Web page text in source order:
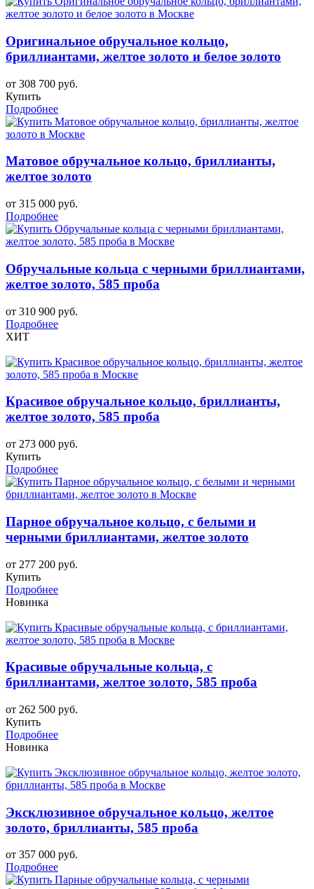
Оригинальное обручальное кольцо,
бриллиантами, желтое золото и белое золото
от 308 700 руб.
Купить
Подробнее
Матовое обручальное кольцо, бриллианты,
желтое золото
от 315 000 руб.
Подробнее
Обручальные кольца с черными бриллиантами,
желтое золото, 585 проба
от 310 900 руб.
Подробнее
ХИТ
Красивое обручальное кольцо, бриллианты,
желтое золото, 585 проба
от 273 000 руб.
Купить
Подробнее
Парное обручальное кольцо, с белыми и
черными бриллиантами, желтое золото
от 277 200 руб.
Купить
Подробнее
Новинка
Красивые обручальные кольца, с
бриллиантами, желтое золото, 585 проба
от 262 500 руб.
Купить
Подробнее
Новинка
Эксклюзивное обручальное кольцо, желтое
золото, бриллианты, 585 проба
от 357 000 руб.
Подробнее